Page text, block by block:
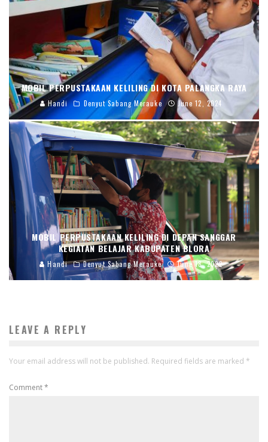
MOBIL PERPUSTAKAAN KELILING DI KOTA PALANGKA RAYA
Handi Denyut Sabang Merauke June 12, 2024
MOBIL PERPUSTAKAAN KELILING DI DEPAN SANGGAR
KEGIATAN BELAJAR KABUPATEN BLORA
Handi Denyut Sabang Merauke June 18, 2022
LEAVE A REPLY
Your email address will not be published. Required fields are marked *
Comment*